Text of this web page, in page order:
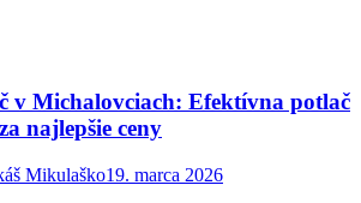
v Michalovciach: Efektívna potlač
najlepšie ceny
Mikulaško19. marca 2026